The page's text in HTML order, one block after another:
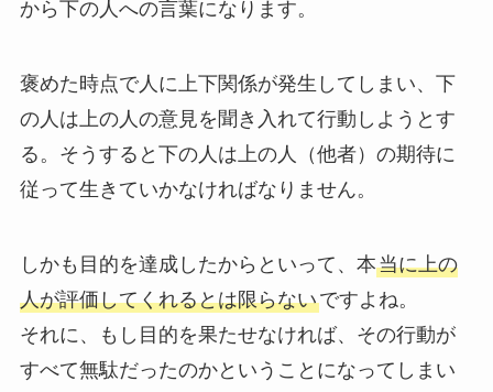
から下の人への言葉になります。
褒めた時点で人に上下関係が発生してしまい、下
の人は上の人の意見を聞き入れて行動しようとす
る。そうすると下の人は上の人（他者）の期待に
従って生きていかなければなりません。
しかも目的を達成したからといって、本当に上の
人が評価してくれるとは限らないですよね。
それに、もし目的を果たせなければ、その行動が
すべて無駄だったのかということになってしまい